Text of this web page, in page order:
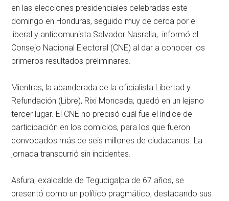
en las elecciones presidenciales celebradas este
domingo en Honduras, seguido muy de cerca por el
liberal y anticomunista Salvador Nasralla, informó el
Consejo Nacional Electoral (CNE) al dar a conocer los
primeros resultados preliminares.
Mientras, la abanderada de la oficialista Libertad y
Refundación (Libre), Rixi Moncada, quedó en un lejano
tercer lugar. El CNE no precisó cuál fue el índice de
participación en los comicios, para los que fueron
convocados más de seis millones de ciudadanos. La
jornada transcurrió sin incidentes.
Asfura, exalcalde de Tegucigalpa de 67 años, se
presentó como un político pragmático, destacando sus